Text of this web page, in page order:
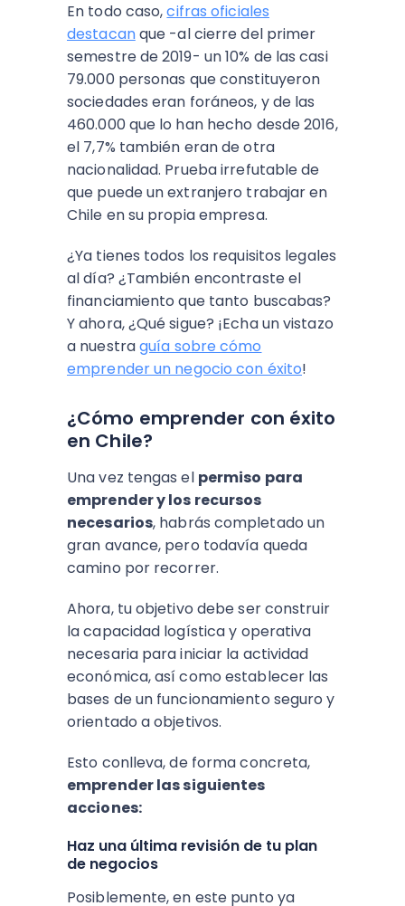
En todo caso,cifras oficiales
destacanque -al cierre del primer
semestre de 2019- un 10% de las casi
79.000 personas que constituyeron
sociedades eran foráneos, y de las
460.000 que lo han hecho desde 2016,
el 7,7% también eran de otra
nacionalidad. Prueba irrefutable de
que puede un extranjero trabajar en
Chile en su propia empresa.
¿Ya tienes todos los requisitos legales
al día? ¿También encontraste el
financiamiento que tanto buscabas?
Y ahora, ¿Qué sigue? ¡Echa un vistazo
a nuestraguía sobre cómo
emprender un negocio con éxito!
¿Cómo emprender con éxito
en Chile?
Una vez tengas el permiso para
emprender y los recursos
necesarios, habrás completado un
gran avance, pero todavía queda
camino por recorrer.
Ahora, tu objetivo debe ser construir
la capacidad logística y operativa
necesaria para iniciar la actividad
económica, así como establecer las
bases de un funcionamiento seguro y
orientado a objetivos.
Esto conlleva, de forma concreta,
emprender las siguientes
acciones:
Haz una última revisión de tu plan
de negocios
Posiblemente, en este punto ya